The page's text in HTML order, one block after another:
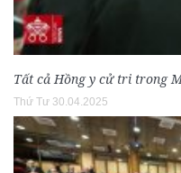
Tất cả Hồng y cử tri trong
Thứ Tư 30.04.2025